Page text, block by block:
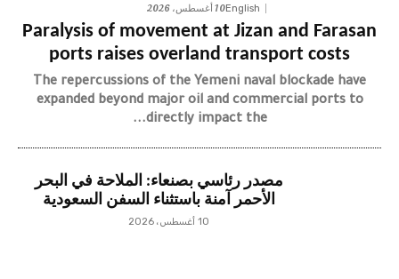
English10 أغسطس، 2026
Paralysis of movement at Jizan and Farasan
ports raises overland transport costs
The repercussions of the Yemeni naval blockade have
expanded beyond major oil and commercial ports to
directly impact the...
مصدر رئاسي بصنعاء: الملاحة في البحر
الأحمر آمنة باستثناء السفن السعودية
10 أغسطس، 2026